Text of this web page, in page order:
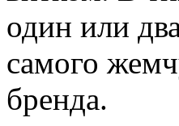
один или
самого
бренда.